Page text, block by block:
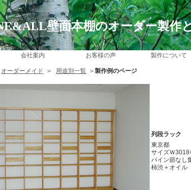
壁面本棚のオーダー製作
会社案内 お客様の声 製作について
オーダーメイド ＞ 用途別一覧 ＞ 製作例のページ
列段ラック
東京都
サイズＷ
パイン節なし
柿渋＋オイル